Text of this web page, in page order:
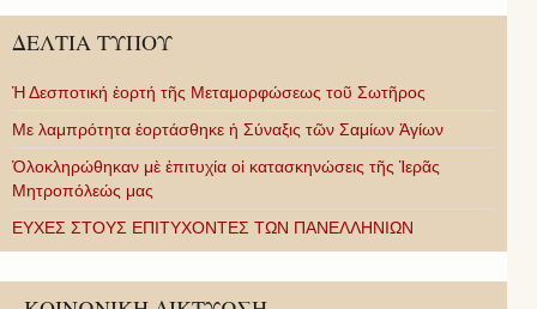
ΔΕΛΤΙΑ ΤΥΠΟΥ
Ἡ Δεσποτική ἑορτή τῆς Μεταμορφώσεως τοῦ Σωτῆρος
Με λαμπρότητα ἑορτάσθηκε ἡ Σύναξις τῶν Σαμίων Ἁγίων
Ὁλοκληρώθηκαν μὲ ἐπιτυχία οἱ κατασκηνώσεις τῆς Ἱερᾶς
Μητροπόλεώς μας
ΕΥΧΕΣ ΣΤΟΥΣ ΕΠΙΤΥΧΟΝΤΕΣ ΤΩΝ ΠΑΝΕΛΛΗΝΙΩΝ